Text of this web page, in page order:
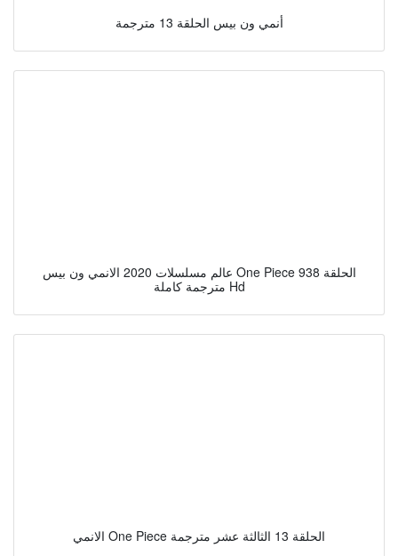
أنمي ون بيس الحلقة 13 مترجمة
عالم مسلسلات 2020 الانمي ون بيس One Piece الحلقة 938
مترجمة كاملة Hd
الانمي One Piece الحلقة 13 الثالثة عشر مترجمة